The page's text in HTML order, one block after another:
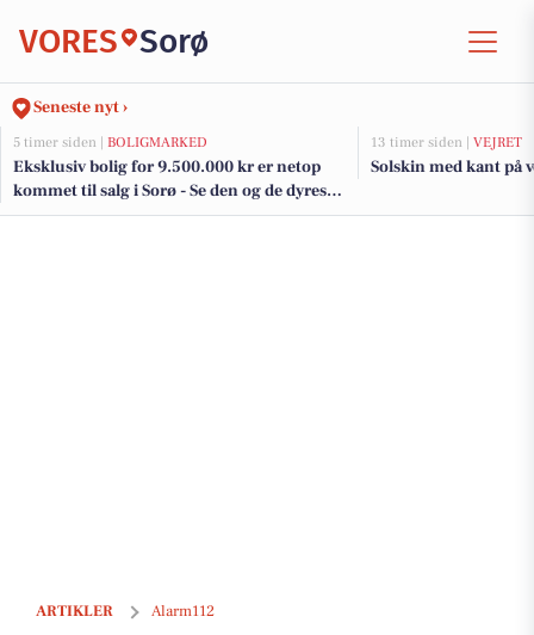
VORES Sorø
Seneste nyt ›
5 timer siden | BOLIGMARKED
Eksklusiv bolig for 9.500.000 kr er netop
kommet til salg i Sorø - Se den og de dyreste
boliger her
13 timer siden | VEJRET
Solskin med kant på
ARTIKLER Alarm112
Sorø-mand sigtet efter uro i Roskildes natteliv